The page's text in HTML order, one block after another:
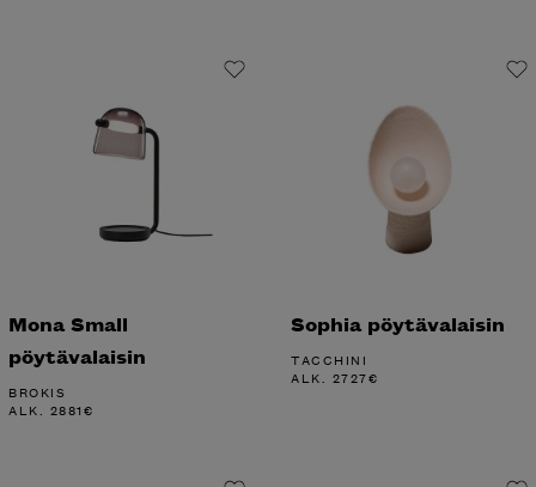
Mona Small
pöytävalaisin
BROKIS
ALK. 2881€
Sophia pöytävalaisin
TACCHINI
ALK. 2727€